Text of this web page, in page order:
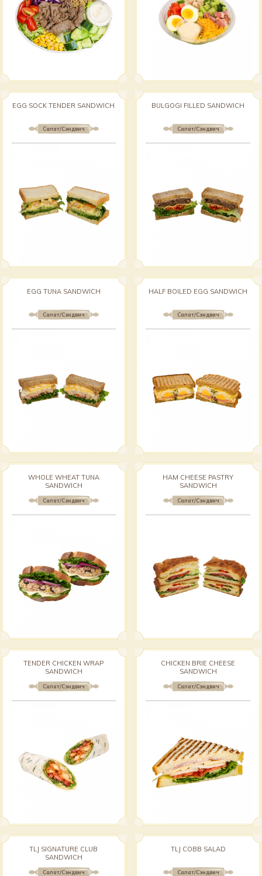
Салат/Сэндвич
EGG SOCK TENDER SANDWICH
Салат/Сэндвич
BULGOGI FILLED SANDWICH
Салат/Сэндвич
EGG TUNA SANDWICH
Салат/Сэндвич
HALF BOILED EGG SANDWICH
Салат/Сэндвич
WHOLE WHEAT TUNA
SANDWICH
Салат/Сэндвич
HAM CHEESE PASTRY
SANDWICH
Салат/Сэндвич
TENDER CHICKEN WRAP
SANDWICH
Салат/Сэндвич
CHICKEN BRIE CHEESE
SANDWICH
Салат/Сэндвич
TLJ SIGNATURE CLUB
SANDWICH
Салат/Сэндвич
TLJ COBB SALAD